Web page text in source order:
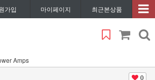
가입 마이페이지 최근본상품
Amps
0